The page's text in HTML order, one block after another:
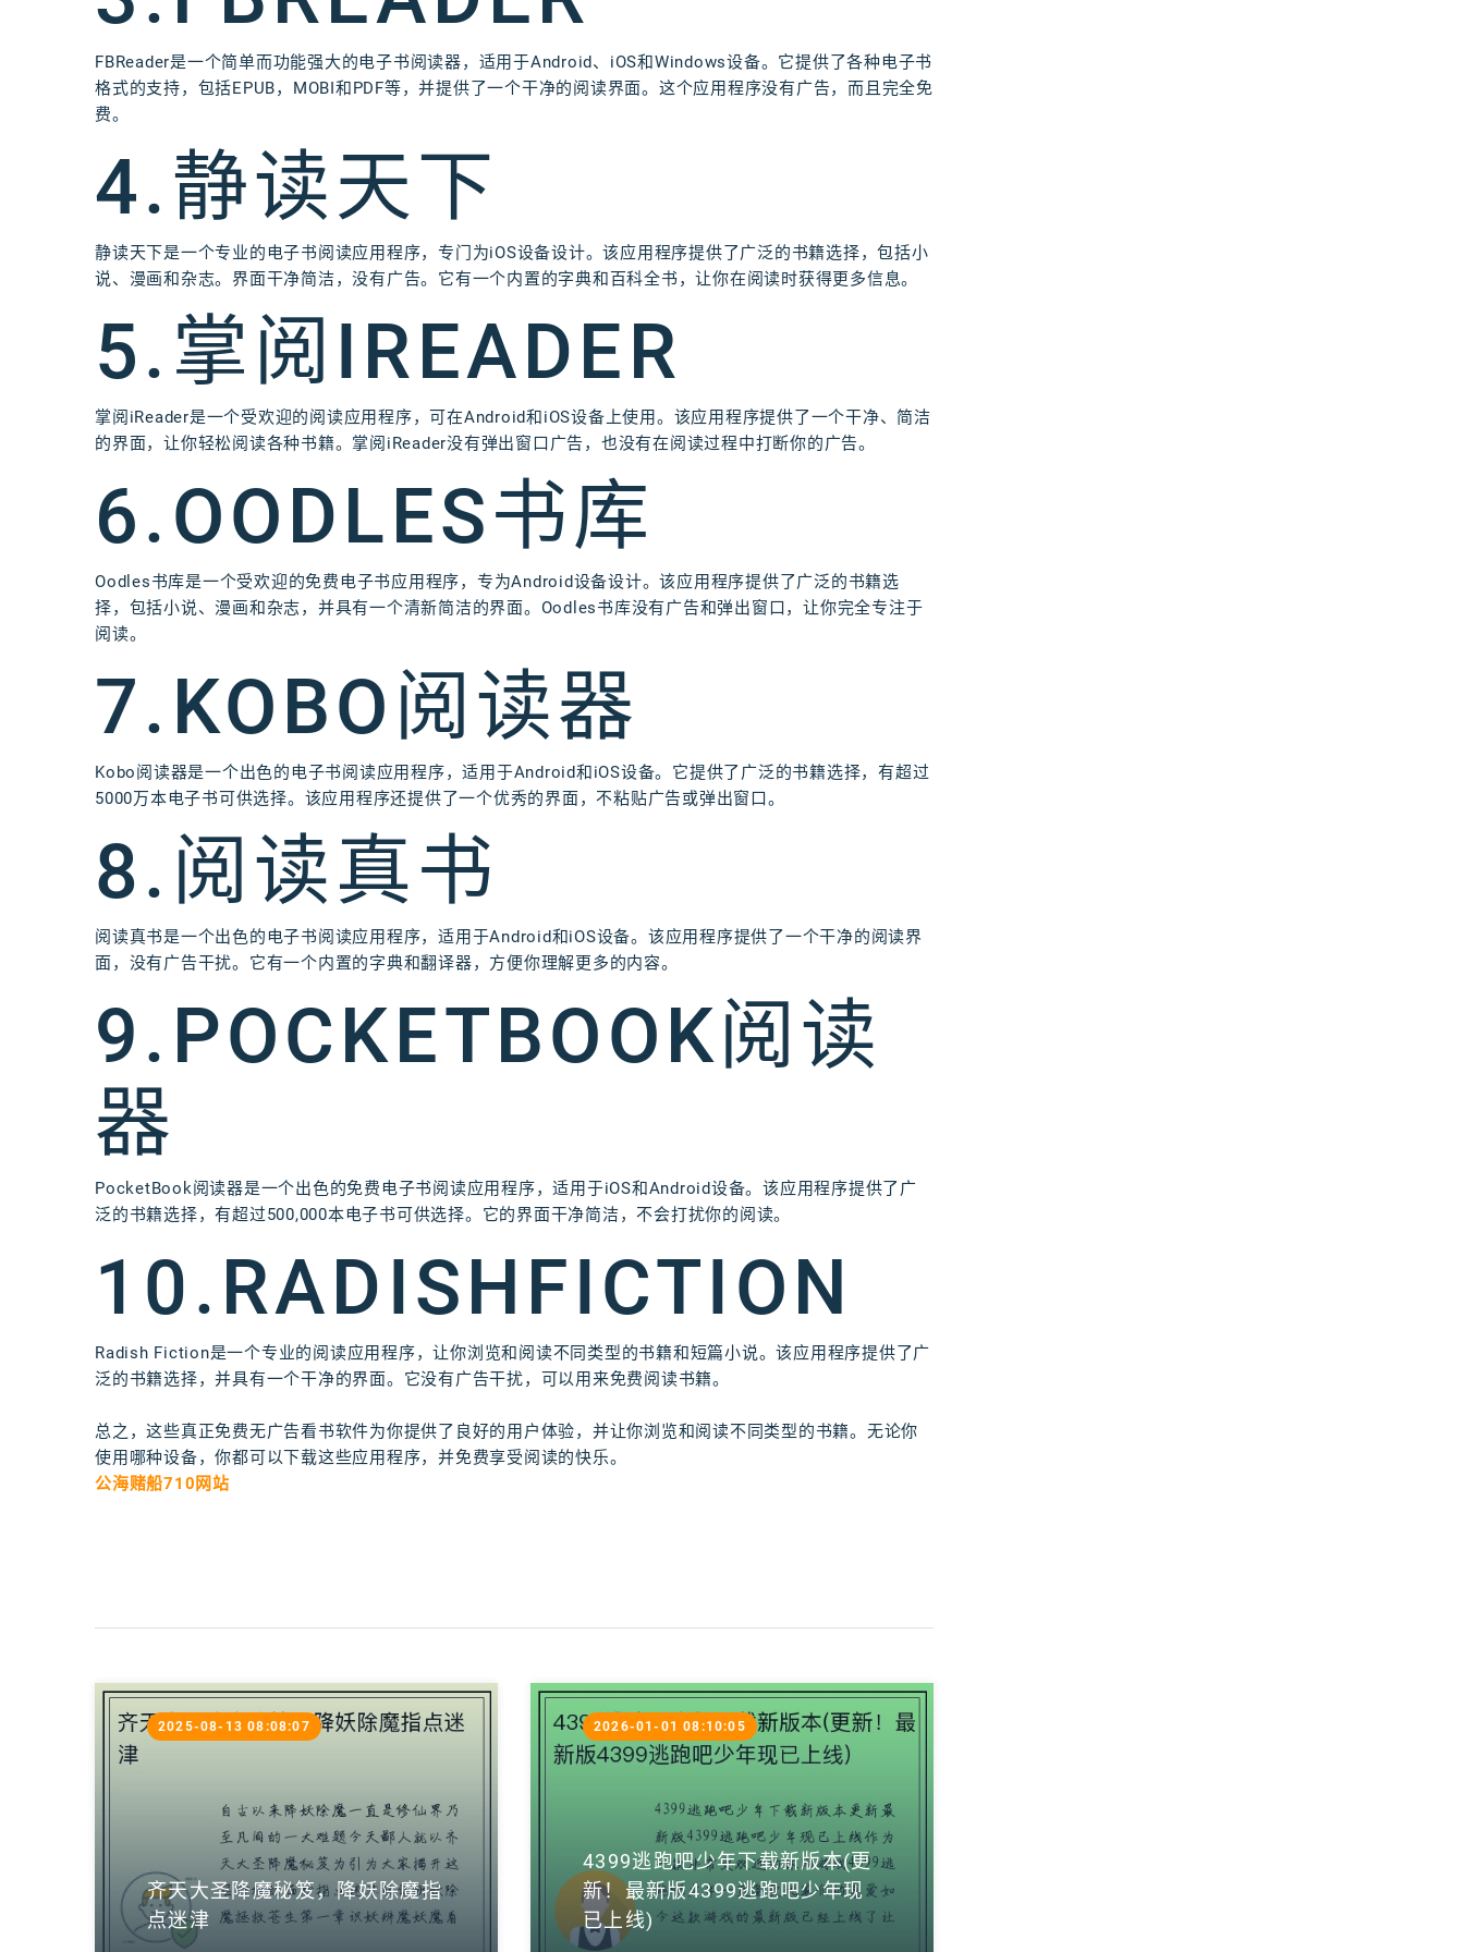
FBReader是一个简单而功能强大的电子书阅读器，适用于Android、iOS和Windows设备。它提供了各种电子书
格式的支持，包括EPUB，MOBI和PDF等，并提供了一个干净的阅读界面。这个应用程序没有广告，而且完全免
费。
4.静读天下
静读天下是一个专业的电子书阅读应用程序，专门为iOS设备设计。该应用程序提供了广泛的书籍选择，包括小
说、漫画和杂志。界面干净简洁，没有广告。它有一个内置的字典和百科全书，让你在阅读时获得更多信息。
5.掌阅IREADER
掌阅iReader是一个受欢迎的阅读应用程序，可在Android和iOS设备上使用。该应用程序提供了一个干净、简洁
的界面，让你轻松阅读各种书籍。掌阅iReader没有弹出窗口广告，也没有在阅读过程中打断你的广告。
6.OODLES书库
Oodles书库是一个受欢迎的免费电子书应用程序，专为Android设备设计。该应用程序提供了广泛的书籍选
择，包括小说、漫画和杂志，并具有一个清新简洁的界面。Oodles书库没有广告和弹出窗口，让你完全专注于
阅读。
7.KOBO阅读器
Kobo阅读器是一个出色的电子书阅读应用程序，适用于Android和iOS设备。它提供了广泛的书籍选择，有超过
5000万本电子书可供选择。该应用程序还提供了一个优秀的界面，不粘贴广告或弹出窗口。
8.阅读真书
阅读真书是一个出色的电子书阅读应用程序，适用于Android和iOS设备。该应用程序提供了一个干净的阅读界
面，没有广告干扰。它有一个内置的字典和翻译器，方便你理解更多的内容。
9.POCKETBOOK阅读
器
PocketBook阅读器是一个出色的免费电子书阅读应用程序，适用于iOS和Android设备。该应用程序提供了广
泛的书籍选择，有超过500,000本电子书可供选择。它的界面干净简洁，不会打扰你的阅读。
10.RADISHFICTION
Radish Fiction是一个专业的阅读应用程序，让你浏览和阅读不同类型的书籍和短篇小说。该应用程序提供了广
泛的书籍选择，并具有一个干净的界面。它没有广告干扰，可以用来免费阅读书籍。
总之，这些真正免费无广告看书软件为你提供了良好的用户体验，并让你浏览和阅读不同类型的书籍。无论你
使用哪种设备，你都可以下载这些应用程序，并免费享受阅读的快乐。
公海赌船710网站
齐天大圣降魔秘笈，降妖除魔指
点迷津
2025-08-13 08:08:07
4399逃跑吧少年下载新版本(更
新！最新版4399逃跑吧少年现
已上线)
2026-01-01 08:10:05